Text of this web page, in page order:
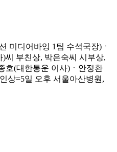
미디어바잉 1팀 수석국장)ㆍ
씨 부친상, 박은숙씨 시부상,
호(대한통운 이사)ㆍ안정환
상=5일 오후 서울아산병원,